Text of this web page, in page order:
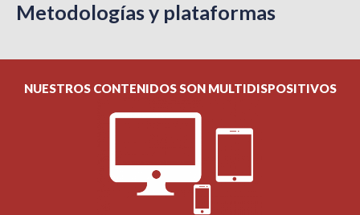
Metodologías y plataformas
NUESTROS CONTENIDOS SON MULTIDISPOSITIVOS